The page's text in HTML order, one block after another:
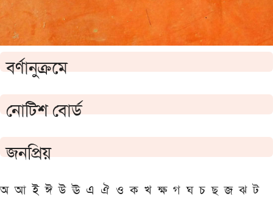
বর্ণানুক্রমে
নোটিশ বোর্ড
জনপ্রিয়
অ আ ই ঈ উ ঊ এ ঐ ও ক খ ক্ষ গ ঘ চ ছ জ ঝ ট